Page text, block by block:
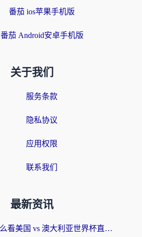
番茄 ios苹果手机版
番茄 Android安卓手机版
关于我们
服务条款
隐私协议
应用权限
联系我们
最新资讯
在国外怎么看美国 vs 澳大利亚世界杯直播？海外党必藏的中文解说观赛指南